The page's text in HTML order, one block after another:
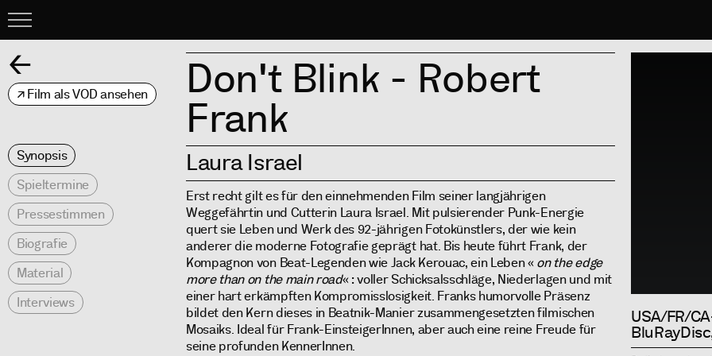
Film als VOD ansehen
Synopsis
Spieltermine
Pressestimmen
Biografie
Material
Interviews
USA/FR/
Don't Blink - Robert
Frank
Laura Israel
Erst recht gilt es für den einnehmenden Film seiner langjährigen
Weggefährtin und Cutterin Laura Israel. Mit pulsierender Punk-Energie
quert sie Leben und Werk des 92-jährigen Fotokünstlers, der wie kein
anderer die moderne Fotografie geprägt hat. Bis heute führt Frank, der
Kompagnon von Beat-Legenden wie Jack Kerouac, ein Leben «on the edge
more than on the main road« : voller Schicksalsschläge, Niederlagen und mit
einer hart erkämpften Kompromisslosigkeit. Franks humorvolle Präsenz
bildet den Kern dieses in Beatnik-Manier zusammengesetzten filmischen
Mosaiks. Ideal für Frank-EinsteigerInnen, aber auch eine reine Freude für
seine profunden KennerInnen.